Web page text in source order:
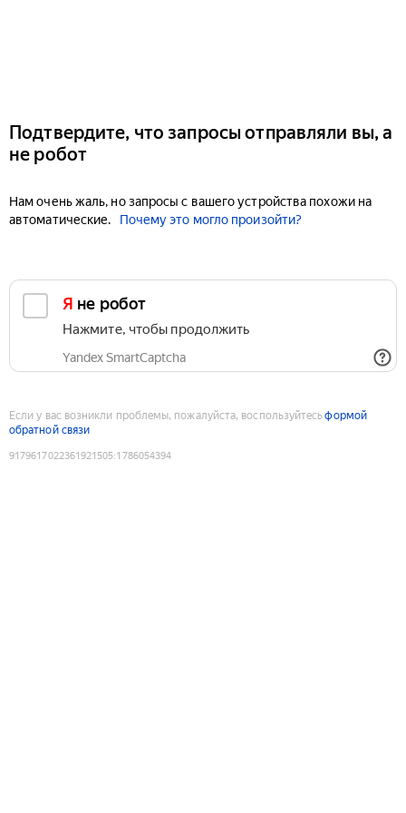
Подтвердите, что запросы отправляли вы, а
не робот
Нам очень жаль, но запросы с вашего устройства похожи на
автоматические.
Почему это могло произойти?
Я не робот
Нажмите, чтобы продолжить
Yandex SmartCaptcha
Если у вас возникли проблемы, пожалуйста, воспользуйтесьформой
обратной связи
9179617022361921505:1786054394